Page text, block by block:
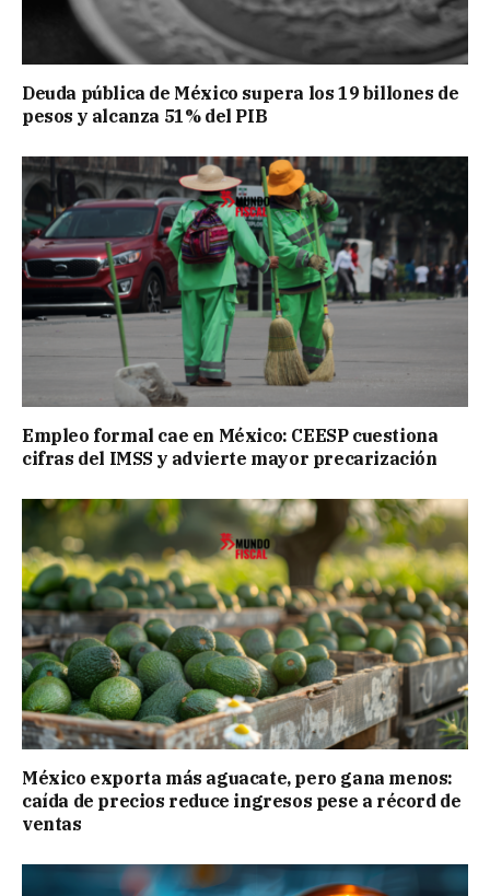
Deuda pública de México supera los 19 billones de
pesos y alcanza 51% del PIB
Empleo formal cae en México: CEESP cuestiona
cifras del IMSS y advierte mayor precarización
México exporta más aguacate, pero gana menos:
caída de precios reduce ingresos pese a récord de
ventas